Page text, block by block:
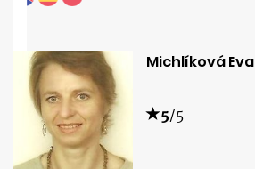
Michlíková Eva
5/5